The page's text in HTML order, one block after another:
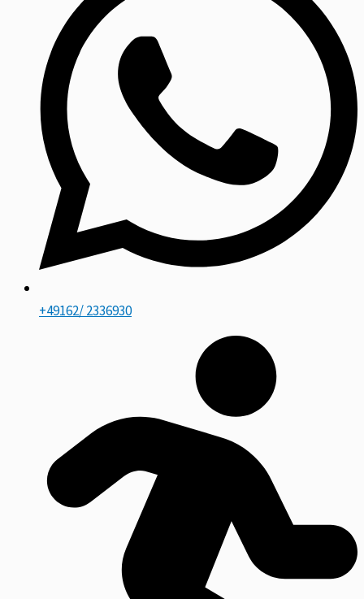
+49162/ 2336930